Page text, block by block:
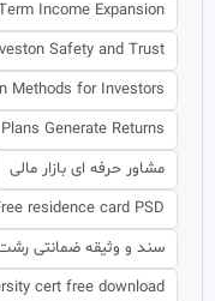
Income Expansion
Safety and Trust
Methods for Investors
Generate Returns
مشاور حرفه ای بازار مالی
residence card PSD
سند و وثیقه ضمانتی
cert free download